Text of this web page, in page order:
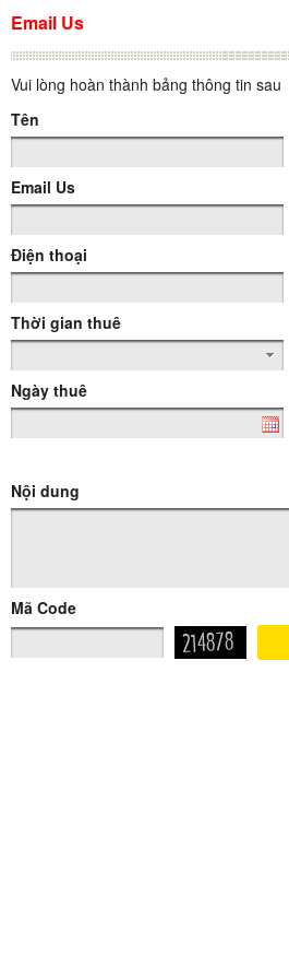
Email Us
Vui lòng hoàn thành bảng thông tin sau
Tên
Email Us
Điện thoại
Thời gian thuê
Ngày thuê
Nội dung
Mã Code